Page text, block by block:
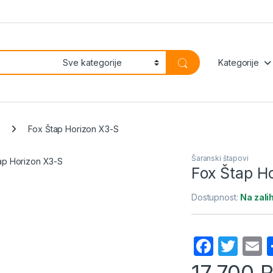
Kategorije
Fox Štap Horizon X3-S
Šaranski štapovi
Fox Štap
Dostupnost: Na
F
a
T
w
E